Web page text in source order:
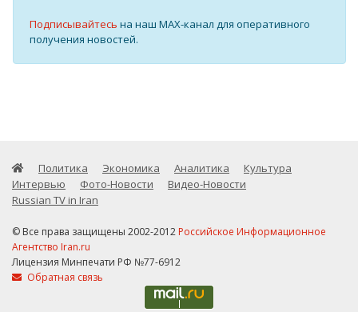
Подписывайтесь на наш MAX-канал для оперативного
получения новостей.
Политика Экономика Аналитика
Культура
Интервью
Фото-Новости
Видео-Новости
Russian TV in Iran
© Все права защищены 2002-2012 Российское Информационное
Агентство Iran.ru
Лицензия Минпечати РФ №77-6912
Обратная связь